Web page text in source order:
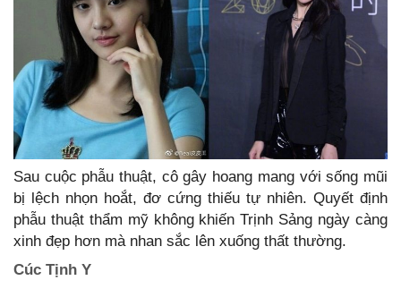
Sau cuộc phẫu thuật, cô gây hoang mang với sống mũi
bị lệch nhọn hoắt, đơ cứng thiếu tự nhiên. Quyết định
phẫu thuật thẩm mỹ không khiến Trịnh Sảng ngày càng
xinh đẹp hơn mà nhan sắc lên xuống thất thường.
Cúc Tịnh Y